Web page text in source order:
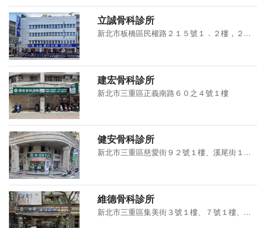
立誠骨科診所
新北市板橋區民權路２１５號１．２樓，２１７號１樓
建宏骨科診所
新北市三重區正義南路６０之４號１樓
健安骨科診所
新北市三重區慈愛街９２號１樓、溪尾街１６７號１樓、１６９號１
維德骨科診所
新北市三重區集美街３號１樓、７號１樓、重新路４段１１０號